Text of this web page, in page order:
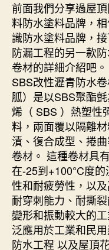
前面我們分享過屋
料防水塗料品牌，
識防水塗料品牌，
防漏工程的另一款
卷材的詳細介紹吧。
SBS改性瀝青防水
胍）是以SBS聚酯
烯（ SBS ）熱塑性
料，兩面覆以隔離
漬、復合成型、捲
卷材。 這種卷材具
在-25到+100°C度
性和耐疲勞性，以
耐穿刺能力、耐撕
變形和振動較大的
泛應用於工業和民
防水工程 以及屋頂